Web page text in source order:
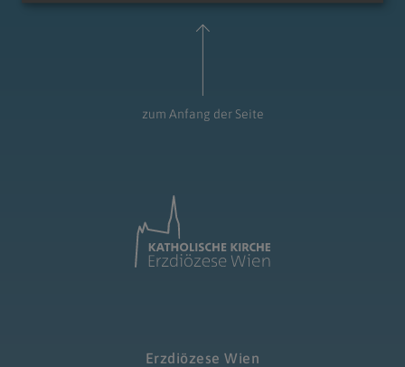
zum Anfang der Seite
Erzdiözese Wien